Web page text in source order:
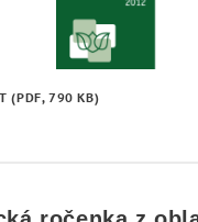
(PDF, 790 KB)